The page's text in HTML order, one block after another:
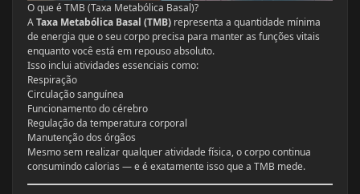
O que é TMB (Taxa Metabólica Basal)?
ATaxa Metabólica Basal (TMB) representa a quantidade mínima
de energia que o seu corpo precisa para manter as funções vitais
enquanto você está em repouso absoluto.
Isso inclui atividades essenciais como:
Respiração
Circulação sanguínea
Funcionamento do cérebro
Regulação da temperatura corporal
Manutenção dos órgãos
Mesmo sem realizar qualquer atividade física, o corpo continua
consumindo calorias — e é exatamente isso que a TMB mede.